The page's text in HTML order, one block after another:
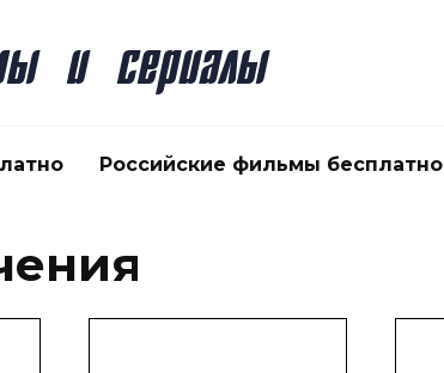
Российские фильмы бесплатно